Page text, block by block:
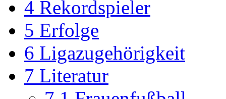
4 Rekordspieler
5 Erfolge
6 Ligazugehörigkeit
7 Literatur